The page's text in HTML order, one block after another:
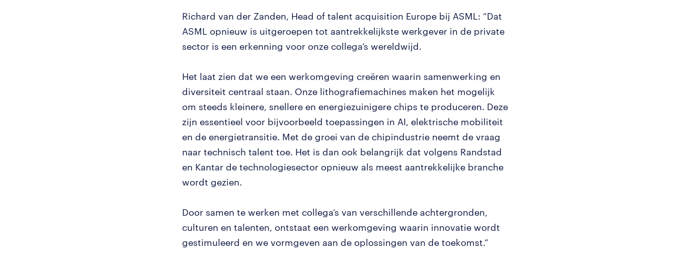
Richard van der Zanden, Head of talent acquisition Europe bij ASML: “Dat
ASML opnieuw is uitgeroepen tot aantrekkelijkste werkgever in de private
sector is een erkenning voor onze collega’s wereldwijd.
Het laat zien dat we een werkomgeving creëren waarin samenwerking en
diversiteit centraal staan. Onze lithografiemachines maken het mogelijk
om steeds kleinere, snellere en energiezuinigere chips te produceren. Deze
zijn essentieel voor bijvoorbeeld toepassingen in AI, elektrische mobiliteit
en de energietransitie. Met de groei van de chipindustrie neemt de vraag
naar technisch talent toe. Het is dan ook belangrijk dat volgens Randstad
en Kantar de technologiesector opnieuw als meest aantrekkelijke branche
wordt gezien.
Door samen te werken met collega’s van verschillende achtergronden,
culturen en talenten, ontstaat een werkomgeving waarin innovatie wordt
gestimuleerd en we vormgeven aan de oplossingen van de toekomst.”